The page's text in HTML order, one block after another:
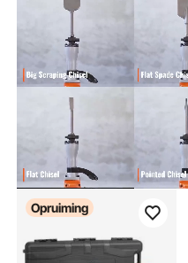
Opruiming